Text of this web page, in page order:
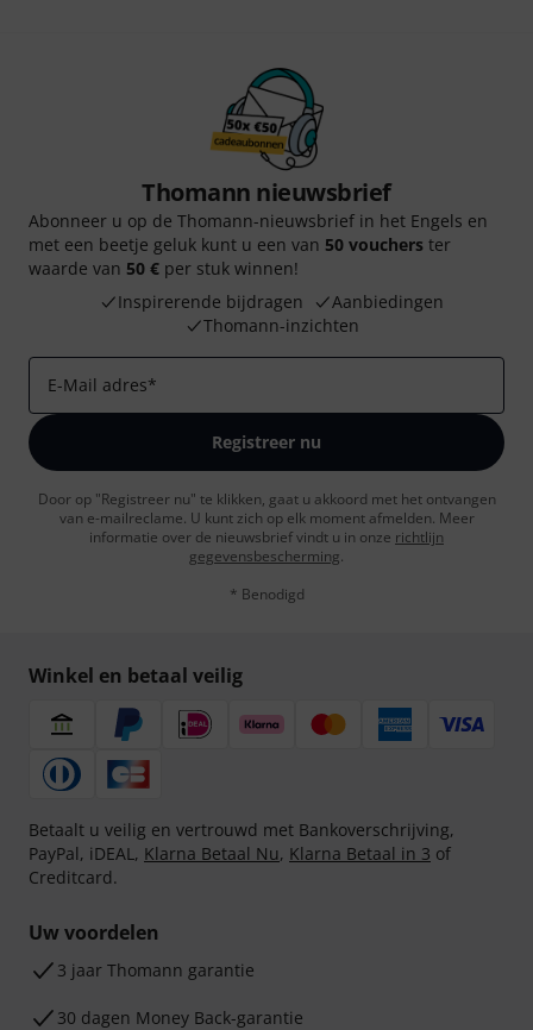
Thomann nieuwsbrief
Abonneer u op de Thomann-nieuwsbrief in het Engels en
met een beetje geluk kunt u een van 50 vouchers ter
waarde van 50 € per stuk winnen!
Inspirerende bijdragen
Aanbiedingen
Thomann-inzichten
E-Mail adres*
Registreer nu
Door op "Registreer nu" te klikken, gaat u akkoord met het ontvangen
van e-mailreclame. U kunt zich op elk moment afmelden. Meer
informatie over de nieuwsbrief vindt u in onze richtlijn
gegevensbescherming.
* Benodigd
Winkel en betaal veilig
Betaalt u veilig en vertrouwd met Bankoverschrijving,
PayPal, iDEAL, Klarna Betaal Nu, Klarna Betaal in 3 of
Creditcard.
Uw voordelen
3 jaar Thomann garantie
30 dagen Money Back-garantie